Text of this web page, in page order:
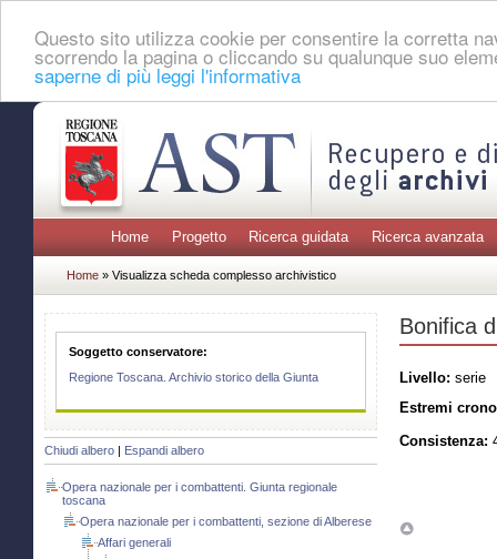
Questo sito utilizza cookie per consentire la corretta
scorrendo la pagina o cliccando su qualunque suo
saperne di più leggi l'informativa
Home Progetto Ricerca guidata Ricerca avanzata
Home » Visualizza scheda complesso archivistico
Soggetto conservatore:
Regione Toscana. Archivio storico della Giunta
Chiudi albero Espandi albero
Opera nazionale per i combattenti. Giunta regionale
toscana
Opera nazionale per i combattenti, sezione di Alberese
Affari generali
Bonifica
Livello: serie
Estremi
Consistenza: